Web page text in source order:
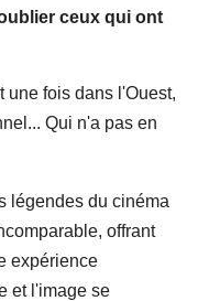
ceux qui ont
une fois dans l'Ouest,
Qui n'a pas en
légendes du cinéma
offrant
expérience
et l'image se